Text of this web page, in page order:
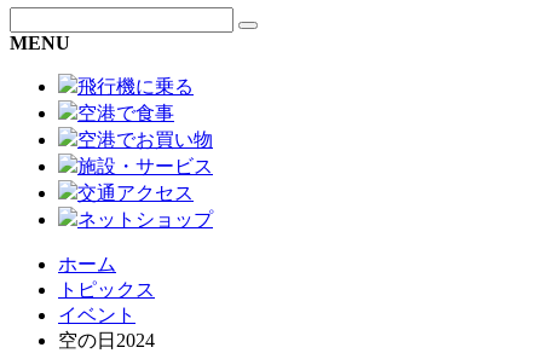
MENU
飛行機に乗る
空港で食事
空港でお買い物
施設・サービス
交通アクセス
ネットショップ
ホーム
トピックス
イベント
空の日2024